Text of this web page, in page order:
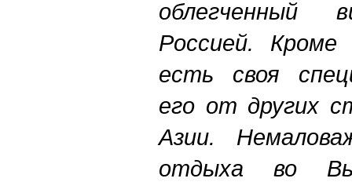
облегченный
Россией.
есть своя
его от других
Азии.
отдыха во